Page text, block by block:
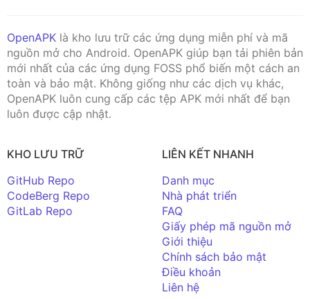
OpenAPK là kho lưu trữ các ứng dụng miễn phí và mã
nguồn mở cho Android. OpenAPK giúp bạn tải phiên bản
mới nhất của các ứng dụng FOSS phổ biến một cách an
toàn và bảo mật. Không giống như các dịch vụ khác,
OpenAPK luôn cung cấp các tệp APK mới nhất để bạn
luôn được cập nhật.
KHO LƯU TRỮ
GitHub Repo
CodeBerg Repo
GitLab Repo
LIÊN KẾT NHANH
Danh mục
Nhà phát triển
FAQ
Giấy phép mã nguồn mở
Giới thiệu
Chính sách bảo mật
Điều khoản
Liên hệ